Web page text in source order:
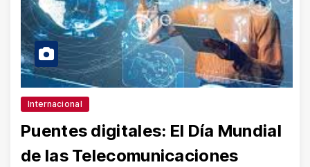
Internacional
Puentes digitales: El Día Mundial
de las Telecomunicaciones